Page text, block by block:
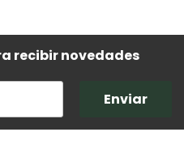
recibir novedades
Enviar